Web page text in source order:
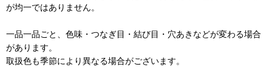
が均一ではありません。
一品一品ごと、色味・つなぎ目・結び目・穴あきなどが変わる場合
があります。
取扱色も季節により異なる場合がございます。